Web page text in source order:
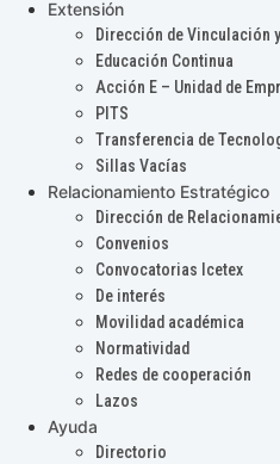
Extensión
Dirección de Vinculación
Educación Continua
Acción E – Unidad de
PITS
Transferencia de
Sillas Vacías
Relacionamiento Estratégico
Dirección de
Convenios
Convocatorias Icetex
De interés
Movilidad académica
Normatividad
Redes de cooperación
Lazos
Ayuda
Directorio